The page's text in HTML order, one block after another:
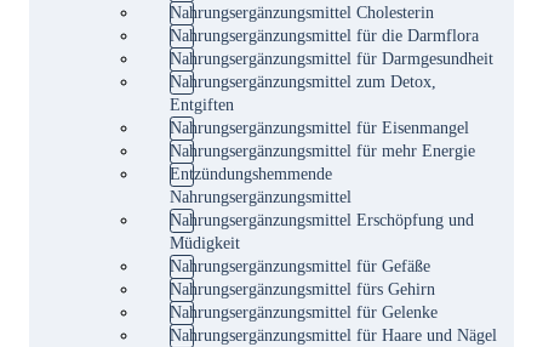
Nahrungsergänzungsmittel Cholesterin
Nahrungsergänzungsmittel für die Darmflora
Nahrungsergänzungsmittel für Darmgesundheit
Nahrungsergänzungsmittel zum Detox,
Entgiften
Nahrungsergänzungsmittel für Eisenmangel
Nahrungsergänzungsmittel für mehr Energie
Entzündungshemmende
Nahrungsergänzungsmittel
Nahrungsergänzungsmittel Erschöpfung und
Müdigkeit
Nahrungsergänzungsmittel für Gefäße
Nahrungsergänzungsmittel fürs Gehirn
Nahrungsergänzungsmittel für Gelenke
Nahrungsergänzungsmittel für Haare und Nägel